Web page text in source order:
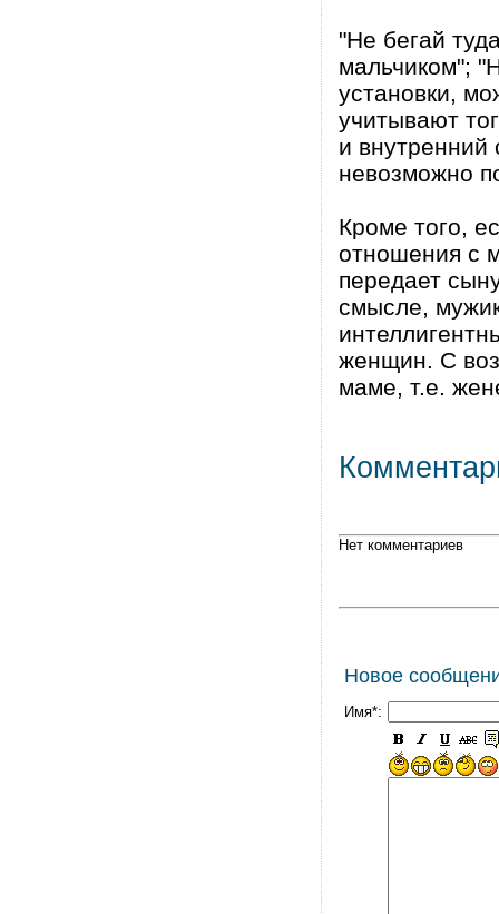
"Не бегай
мальчиком";
установки,
учитывают
и внутренний
невозможно
Кроме того,
отношения с
передает
смысле,
женщин. С
маме, т.е.
Нет комментариев
Новое
Имя*: